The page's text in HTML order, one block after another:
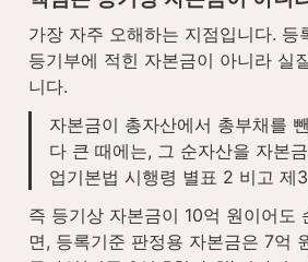
가장 자주 오해하는 지점입니다. 등
등기부에 적힌 자본금이 아니라 실
니다.
자본금이 총자산에서 총부채를
다 큰 때에는, 그 순자산을 자본
업기본법 시행령 별표 2 비고 제
즉 등기상 자본금이 10억 원이어도
면, 등록기준 판정용 자본금은 7억